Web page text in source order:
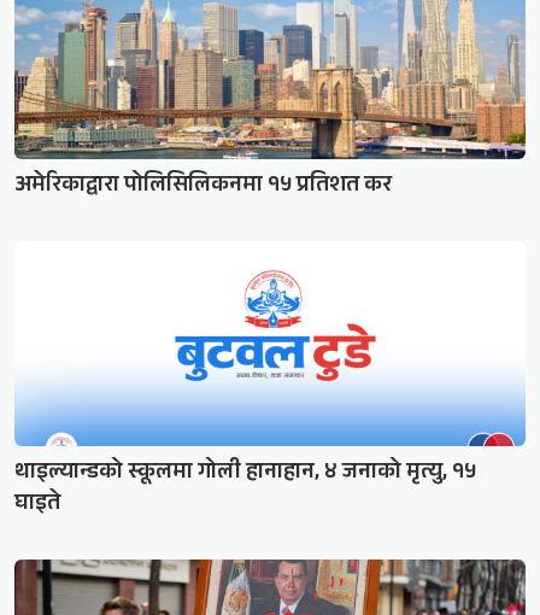
अमेरिकाद्वारा पोलिसिलिकनमा १५ प्रतिशत कर
थाइल्यान्डको स्कूलमा गोली हानाहान, ४ जनाको मृत्यु, १५
घाइते